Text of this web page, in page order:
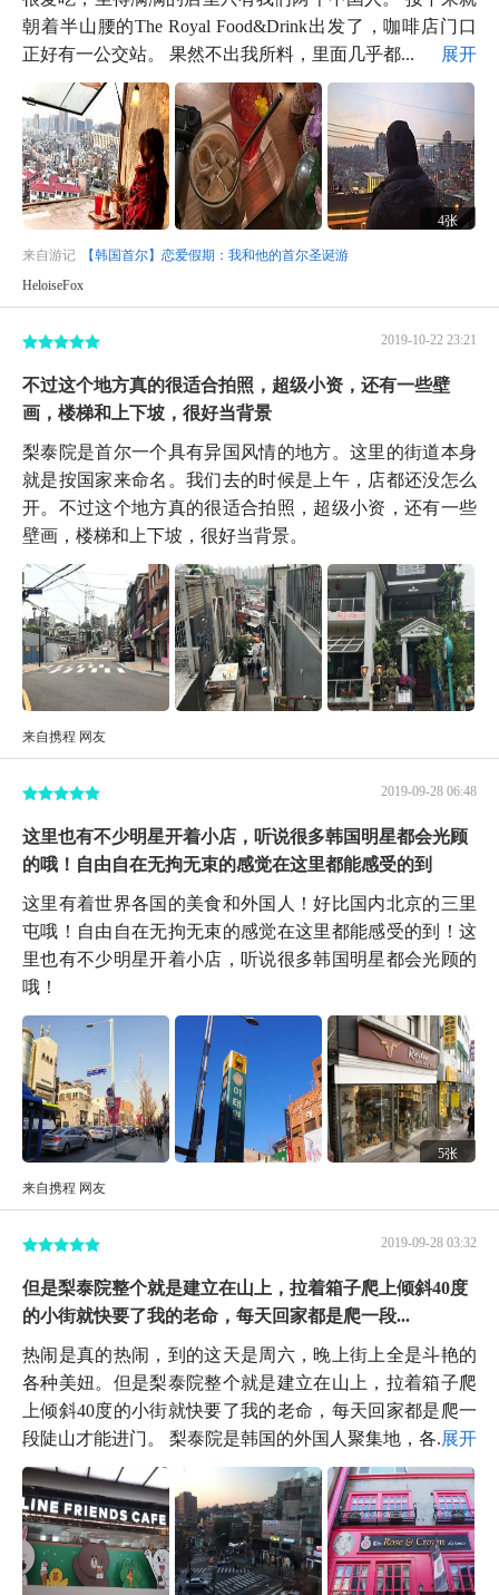
朝着半山腰的The Royal Food&Drink出发了，咖啡店门口
正好有一公交站。 果然不出我所料，里面几乎都...
展开
4张
来自游记 【韩国首尔】恋爱假期：我和他的首尔圣诞游
HeloiseFox
2019-10-22 23:21
不过这个地方真的很适合拍照，超级小资，还有一些壁
画，楼梯和上下坡，很好当背景
梨泰院是首尔一个具有异国风情的地方。这里的街道本身
就是按国家来命名。我们去的时候是上午，店都还没怎么
开。不过这个地方真的很适合拍照，超级小资，还有一些
壁画，楼梯和上下坡，很好当背景。
来自携程 网友
2019-09-28 06:48
这里也有不少明星开着小店，听说很多韩国明星都会光顾
的哦！自由自在无拘无束的感觉在这里都能感受的到
这里有着世界各国的美食和外国人！好比国内北京的三里
屯哦！自由自在无拘无束的感觉在这里都能感受的到！这
里也有不少明星开着小店，听说很多韩国明星都会光顾的
哦！
5张
来自携程 网友
2019-09-28 03:32
但是梨泰院整个就是建立在山上，拉着箱子爬上倾斜40度
的小街就快要了我的老命，每天回家都是爬一段...
热闹是真的热闹，到的这天是周六，晚上街上全是斗艳的
各种美妞。但是梨泰院整个就是建立在山上，拉着箱子爬
上倾斜40度的小街就快要了我的老命，每天回家都是爬一
段陡山才能进门。 梨泰院是韩国的外国人聚集地，各...展开